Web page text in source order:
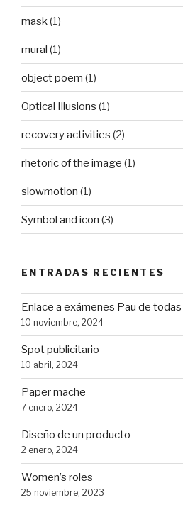
mask(1)
mural (1)
object poem (1)
Optical Illusions (1)
recovery activities (2)
rhetoric of the image (1)
slowmotion (1)
Symbol and icon (3)
ENTRADAS RECIENTES
Enlace a exámenes Pau de
10 noviembre, 2024
Spot publicitario
10 abril, 2024
Paper mache
7 enero, 2024
Diseño de un producto
2 enero, 2024
Women’s roles
25 noviembre, 2023